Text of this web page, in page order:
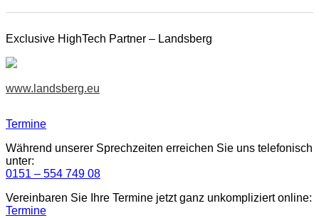
Exclusive HighTech Partner – Landsberg
www.landsberg.eu
Termine
Während unserer Sprechzeiten erreichen Sie uns telefonisch
unter:
0151 – 554 749 08
Vereinbaren Sie Ihre Termine jetzt ganz unkompliziert online:
Termine